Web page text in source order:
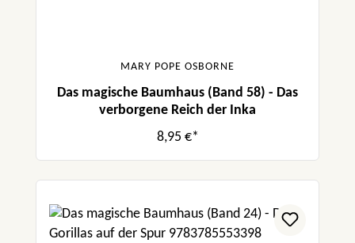
MARY POPE OSBORNE
Das magische Baumhaus (Band 58) - Das
verborgene Reich der Inka
8,95 €*